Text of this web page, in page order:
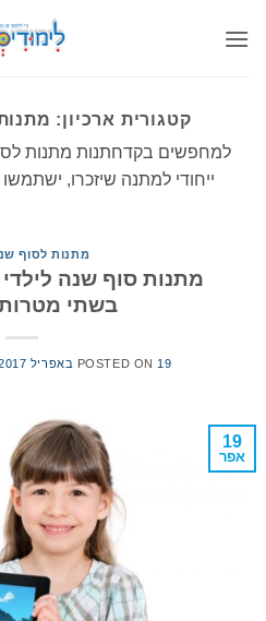
קטגורית ארכיון:
ייחודי למתנה שיזכרו,
מתנות לסוף
מתנות סוף שנה לילדי
בשתי
POSTED ON 19 באפריל 2017
19
אפר